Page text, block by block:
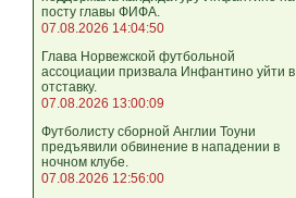
посту главы ФИФА.
07.08.2026 14:04:50
Глава Норвежской футбольной
ассоциации призвала Инфантино уйти в
отставку.
07.08.2026 13:00:09
Футболисту сборной Англии Тоуни
предъявили обвинение в нападении в
ночном клубе.
07.08.2026 12:56:00